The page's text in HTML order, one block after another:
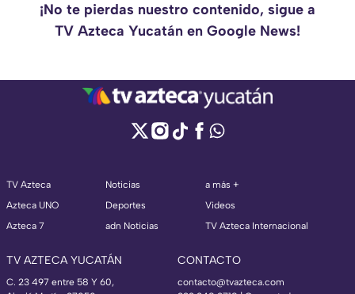
¡No te pierdas nuestro contenido, sigue a
TV Azteca Yucatán en Google News!
TV Azteca
Azteca UNO
Azteca 7
Noticias
Deportes
adn Noticias
a más +
Videos
TV Azteca Internacional
TV AZTECA YUCATÁN
C. 23 497 entre 58 Y 60,
CONTACTO
contacto@tvazteca.com